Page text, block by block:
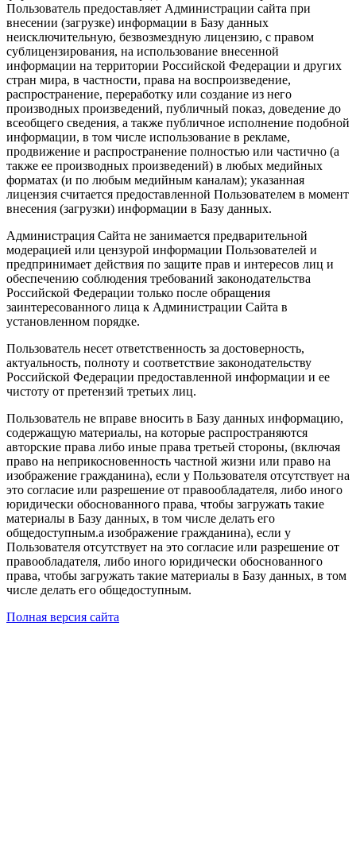
Пользователь предоставляет Администрации сайта при
внесении (загрузке) информации в Базу данных
неисключительную, безвозмездную лицензию, с правом
сублицензирования, на использование внесенной
информации на территории Российской Федерации и других
стран мира, в частности, права на воспроизведение,
распространение, переработку или создание из него
производных произведений, публичный показ, доведение до
всеобщего сведения, а также публичное исполнение подобной
информации, в том числе использование в рекламе,
продвижение и распространение полностью или частично (а
также ее производных произведений) в любых медийных
форматах (и по любым медийным каналам); указанная
лицензия считается предоставленной Пользователем в момент
внесения (загрузки) информации в Базу данных.
Администрация Сайта не занимается предварительной
модерацией или цензурой информации Пользователей и
предпринимает действия по защите прав и интересов лиц и
обеспечению соблюдения требований законодательства
Российской Федерации только после обращения
заинтересованного лица к Администрации Сайта в
установленном порядке.
Пользователь несет ответственность за достоверность,
актуальность, полноту и соответствие законодательству
Российской Федерации предоставленной информации и ее
чистоту от претензий третьих лиц.
Пользователь не вправе вносить в Базу данных информацию,
содержащую материалы, на которые распространяются
авторские права либо иные права третьей стороны, (включая
право на неприкосновенность частной жизни или право на
изображение гражданина), если у Пользователя отсутствует на
это согласие или разрешение от правообладателя, либо иного
юридически обоснованного права, чтобы загружать такие
материалы в Базу данных, в том числе делать его
общедоступным.а изображение гражданина), если у
Пользователя отсутствует на это согласие или разрешение от
правообладателя, либо иного юридически обоснованного
права, чтобы загружать такие материалы в Базу данных, в том
числе делать его общедоступным.
Полная версия сайта